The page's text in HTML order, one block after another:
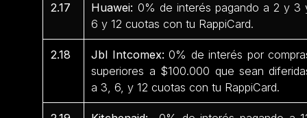
2.17 Huawei: 0% de interés pagando a 2 y 3
6 y 12 cuotas con tu RappiCard.
2.18 Jbl Intcomex:0% de interés por
superiores a $100.000 que sean
a 3, 6, y 12 cuotas con tu RappiCard.